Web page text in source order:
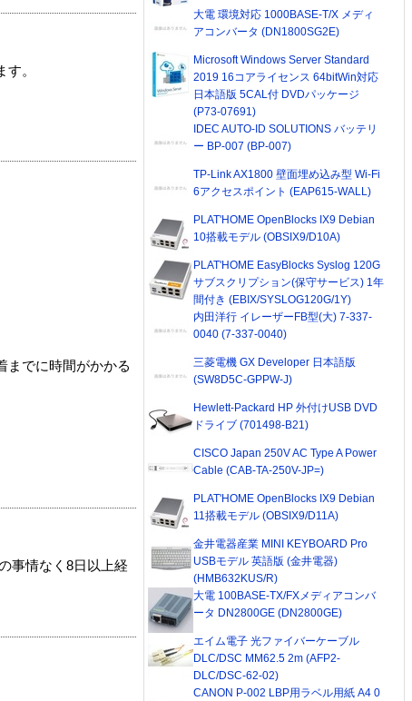
。
までに時間がかかる
事情なく8日以上経
大電 環境対応 1000BASE-T/X メディ
アコンバータ (DN1800SG2E)
Microsoft Windows Server Standard
2019 16コアライセンス 64bitWin対応
日本語版 5CAL付 DVDパッケージ
(P73-07691)
IDEC AUTO-ID SOLUTIONS バッテリ
ー BP-007 (BP-007)
TP-Link AX1800 壁面埋め込み型 Wi-Fi
6アクセスポイント (EAP615-WALL)
PLAT'HOME OpenBlocks IX9 Debian
10搭載モデル (OBSIX9/D10A)
PLAT'HOME EasyBlocks Syslog 120G
サブスクリプション(保守サービス) 1年
間付き (EBIX/SYSLOG120G/1Y)
内田洋行 イレーザーFB型(大) 7-337-
0040 (7-337-0040)
三菱電機 GX Developer 日本語版
(SW8D5C-GPPW-J)
Hewlett-Packard HP 外付けUSB DVD
ドライブ (701498-B21)
CISCO Japan 250V AC Type A Power
Cable (CAB-TA-250V-JP=)
PLAT'HOME OpenBlocks IX9 Debian
11搭載モデル (OBSIX9/D11A)
金井電器産業 MINI KEYBOARD Pro
USBモデル 英語版 (金井電器)
(HMB632KUS/R)
大電 100BASE-TX/FXメディアコンバ
ータ DN2800GE (DN2800GE)
エイム電子 光ファイバーケーブル
DLC/DSC MM62.5 2m (AFP2-
DLC/DSC-62-02)
CANON P-002 LBP用ラベル用紙 A4 0